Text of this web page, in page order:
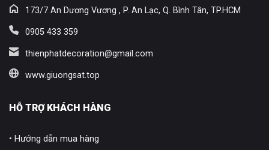
173/7 An Dương Vương , P. An Lạc, Q. Bình Tân, TP.HCM
0905 433 359
thienphatdecoration@gmail.com
www.giuongsat.top
HỖ TRỢ KHÁCH HÀNG
• Hướng dẫn mua hàng